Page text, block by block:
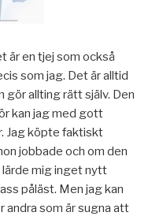
är en tjej som också
som jag. Det är alltid
gör allting rätt själv. Den
kan jag med gott
Jag köpte faktiskt
jobbade och om den
lärde mig inget nytt
påläst. Men jag kan
andra som är sugna att